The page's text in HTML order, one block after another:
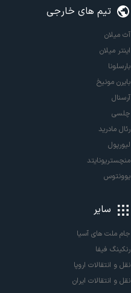
تیم های خارجی
آث میلان
اینتر میلان
بارسلونا
بایرن مونیخ
آرسنال
چلسی
رئال مادرید
لیورپول
منچستریونایتد
یوونتوس
سایر
جام ملت های آسیا
رنکینگ فیفا
نقل و انتقالات اروپا
نقل و انتقالات ایران